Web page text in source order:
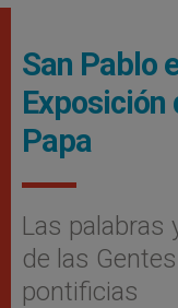
San Pablo
Exposición
Papa
Las palabras
de las
pontificias